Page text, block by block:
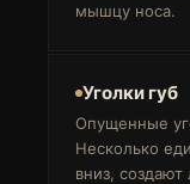
мышцу носа.
Уголки губ
Опущенные
Несколько
вниз,